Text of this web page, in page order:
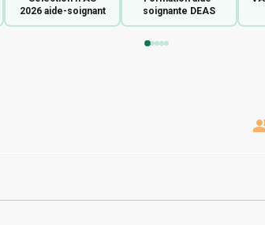
2026 aide-soignant
soignante DEAS